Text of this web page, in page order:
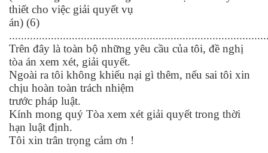
thiết cho việc giải quyết vụ
án) (6)
Trên đây là toàn bộ những yêu cầu của tôi, đề nghị
tòa án xem xét, giải quyết.
Ngoài ra tôi không khiếu nại gì thêm, nếu sai tôi xin
chịu hoàn toàn trách nhiệm
trước pháp luật.
Kính mong quý Tòa xem xét giải quyết trong thời
hạn luật định.
Tôi xin trân trọng cảm ơn !